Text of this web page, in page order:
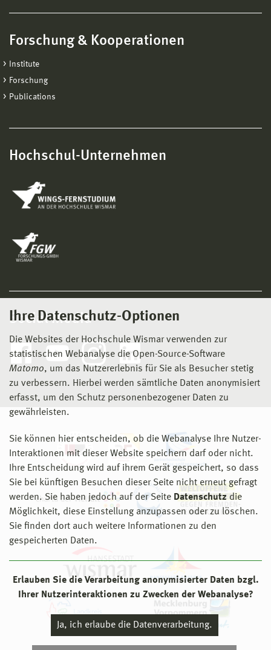
Ihre Datenschutz-Optionen
Die Websites der Hochschule Wismar verwenden zur
statistischen Webanalyse die Open-Source-Software
Matomo, um das Nutzererlebnis für Sie als Besucher stetig
zu verbessern. Hierbei werden sämtliche Daten anonymisiert
erfasst, um den Schutz personenbezogener Daten zu
gewährleisten.
Sie können hier entscheiden, ob die Webanalyse Ihre Nutzer-
Interaktionen mit dieser Website speichern darf oder nicht.
Ihre Entscheidung wird auf ihrem Gerät gespeichert, so dass
Sie bei künftigen Besuchen dieser Seite nicht erneut gefragt
werden. Sie haben jedoch auf der Seite Datenschutz die
Möglichkeit, diese Einstellung anzupassen oder zu löschen.
Sie finden dort auch weitere Informationen zu den
gespeicherten Daten.
Erlauben Sie die Verarbeitung anonymisierter Daten bzgl.
Ihrer Nutzerinteraktionen zu Zwecken der Webanalyse?
Ja, ich erlaube die Datenverarbeitung.
Forschung & Kooperationen
Institute
Forschung
Publications
Hochschul-Unternehmen
Social Media